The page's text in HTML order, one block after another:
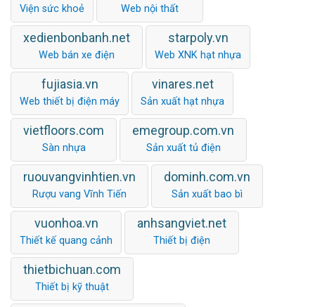
Viện sức khoẻ Web nội thất
xedienbonbanh.net
Web bán xe điện
starpoly.vn
Web XNK hạt nhựa
fujiasia.vn
Web thiết bị điện máy
vinares.net
Sản xuất hạt nhựa
vietfloors.com
Sàn nhựa
emegroup.com.vn
Sản xuất tủ điện
ruouvangvinhtien.vn
Rượu vang Vĩnh Tiến
dominh.com.vn
Sản xuất bao bì
vuonhoa.vn
Thiết kế quang cảnh
anhsangviet.net
Thiết bị điện
thietbichuan.com
Thiết bị kỹ thuật